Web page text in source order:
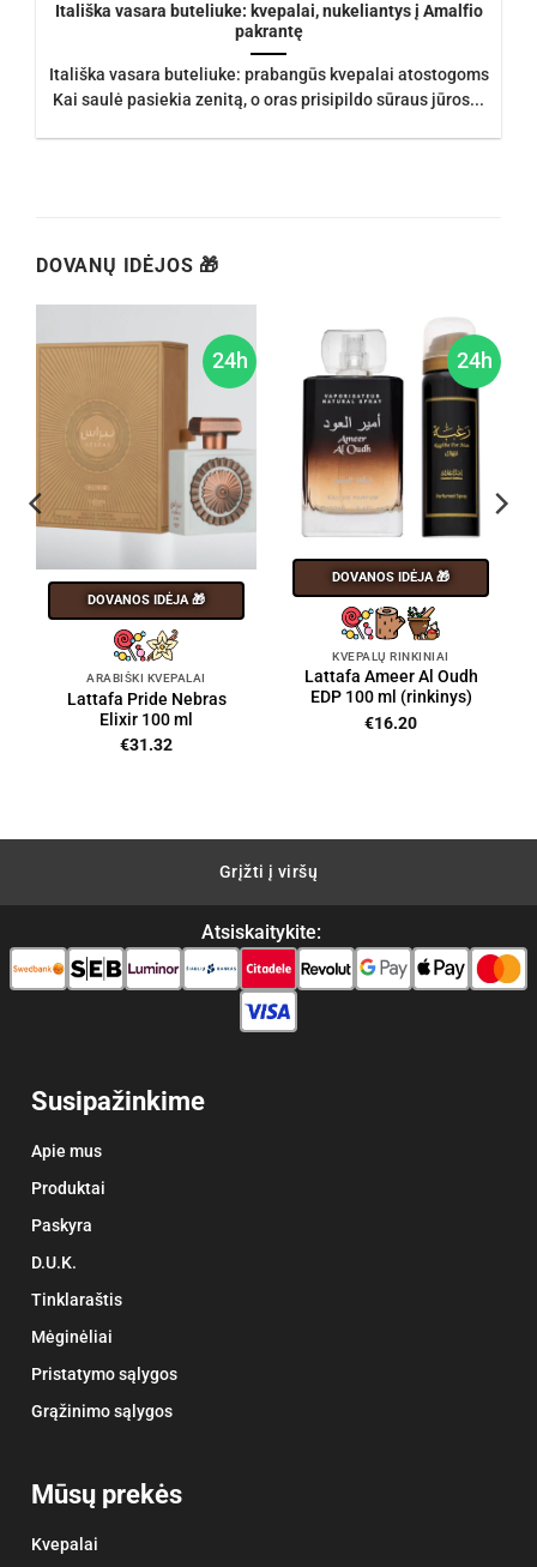
Itališka vasara buteliuke: kvepalai, nukeliantys į Amalfio
pakrantę
Itališka vasara buteliuke: prabangūs kvepalai atostogoms
Kai saulė pasiekia zenitą, o oras prisipildo sūraus jūros...
DOVANŲ IDĖJOS 🎁
24h
DOVANOS IDĖJA 🎁
ARABIŠKI KVEPALAI
Lattafa Pride Nebras
Elixir 100 ml
€31.32
24h
DOVANOS IDĖJA 🎁
KVEPALŲ RINKINIAI
Lattafa Ameer Al Oudh
EDP 100 ml (rinkinys)
€16.20
Grįžti į viršų
Atsiskaitykite:
Susipažinkime
Apie mus
Produktai
Paskyra
D.U.K.
Tinklaraštis
Mėginėliai
Pristatymo sąlygos
Grąžinimo sąlygos
Mūsų prekės
Kvepalai